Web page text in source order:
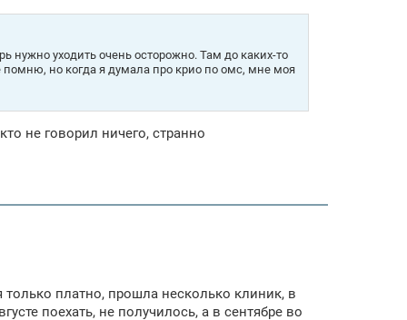
нужно уходить очень осторожно. Там до каких-то
помню, но когда я думала про крио по омс, мне моя
не говорил ничего, странно
платно, прошла несколько клиник, в
поехать, не получилось, а в сентябре во